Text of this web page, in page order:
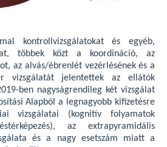
kontrollvizsgálatokat és egyéb,
többek közt a koordináció, az
az alvás/ébrenlét vezérlésének és a
vizsgálatát jelentettek az ellátók
ben nagyságrendileg két vizsgálat
Alapból a legnagyobb kifizetésre
vizsgálatai (kognitív folyamatok
az extrapyramidális
és a nagy esetszám miatt a